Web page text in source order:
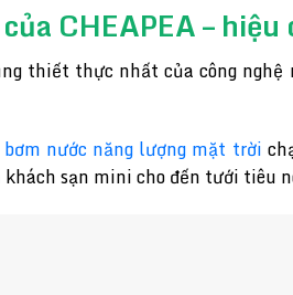
CHEAPEA – hiệu
thiết thực nhất của công nghệ
bơm nước năng lượng mặt trời
sạn mini cho đến tưới tiêu